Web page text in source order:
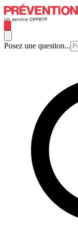
Posez une question...